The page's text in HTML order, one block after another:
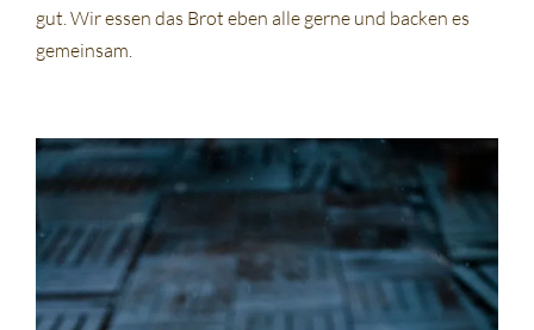
gut. Wir essen das Brot eben alle gerne und backen es
gemeinsam.